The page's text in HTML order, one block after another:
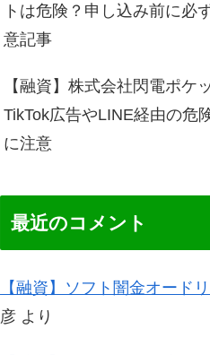
トは危険？申し込み前に必
意記事
【融資】株式会社閃電ポケ
TikTok広告やLINE経由の危
に注意
最近のコメント
【融資】ソフト闇金オード
彦 より